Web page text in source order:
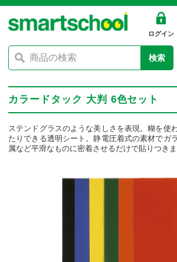
ログイン
検索
カラードタック 大判 6色セット
ステンドグラスのような美しさを表現。糊を使
たりできる透明シート。静電圧着式の素材でガ
属など平滑なものに密着させるだけで貼りつきま